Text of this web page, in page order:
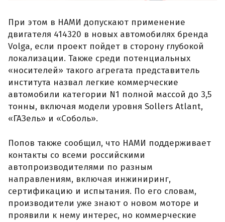
При этом в НАМИ допускают применение
двигателя 414320 в новых автомобилях бренда
Volga, если проект пойдет в сторону глубокой
локализации. Также среди потенциальных
«носителей» такого агрегата представитель
института назвал легкие коммерческие
автомобили категории N1 полной массой до 3,5
тонны, включая модели уровня Sollers Atlant,
«ГАЗель» и «Соболь».
Попов также сообщил, что НАМИ поддерживает
контакты со всеми российскими
автопроизводителями по разным
направлениям, включая инжиниринг,
сертификацию и испытания. По его словам,
производители уже знают о новом моторе и
проявили к нему интерес, но коммерческие